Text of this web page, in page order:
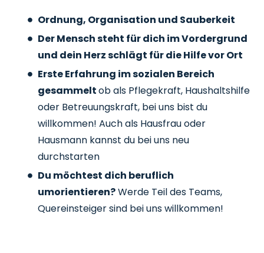
Ordnung, Organisation und Sauberkeit
Der Mensch steht für dich im Vordergrund
und dein Herz schlägt für die Hilfe vor Ort
Erste Erfahrung im sozialen Bereich
gesammeltob als Pflegekraft, Haushaltshilfe
oder Betreuungskraft, bei uns bist du
willkommen! Auch als Hausfrau oder
Hausmann kannst du bei uns neu
durchstarten
Du möchtest dich beruflich
umorientieren?Werde Teil des Teams,
Quereinsteiger sind bei uns willkommen!